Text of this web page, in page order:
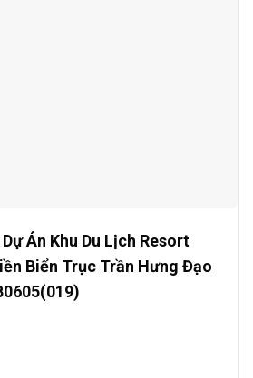
Án Khu Du Lịch Resort
Biển Trục Trần Hưng Đạo